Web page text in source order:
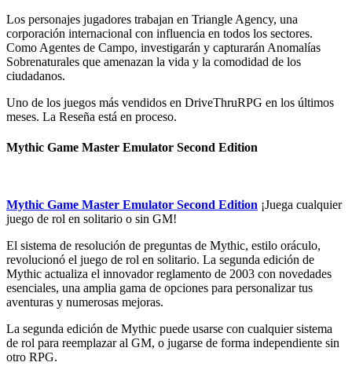
Los personajes jugadores trabajan en Triangle Agency, una
corporación internacional con influencia en todos los sectores.
Como Agentes de Campo, investigarán y capturarán Anomalías
Sobrenaturales que amenazan la vida y la comodidad de los
ciudadanos.
Uno de los juegos más vendidos en DriveThruRPG en los últimos
meses. La Reseña está en proceso.
Mythic Game Master Emulator Second Edition
Mythic Game Master Emulator Second Edition ¡Juega cualquier
juego de rol en solitario o sin GM!
El sistema de resolución de preguntas de Mythic, estilo oráculo,
revolucionó el juego de rol en solitario. La segunda edición de
Mythic actualiza el innovador reglamento de 2003 con novedades
esenciales, una amplia gama de opciones para personalizar tus
aventuras y numerosas mejoras.
La segunda edición de Mythic puede usarse con cualquier sistema
de rol para reemplazar al GM, o jugarse de forma independiente sin
otro RPG.